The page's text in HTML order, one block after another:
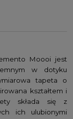
Moooi jest
w dotyku
tapeta o
kształtem i
składa się z
ich ulubionymi